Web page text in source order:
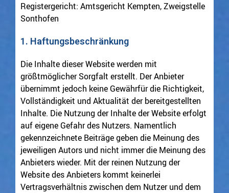
Registergericht: Amtsgericht Kempten, Zweigstelle
Sonthofen
1. Haftungsbeschränkung
Die Inhalte dieser Website werden mit
größtmöglicher Sorgfalt erstellt. Der Anbieter
übernimmt jedoch keine Gewährfür die Richtigkeit,
Vollständigkeit und Aktualität der bereitgestellten
Inhalte. Die Nutzung der Inhalte der Website erfolgt
auf eigene Gefahr des Nutzers. Namentlich
gekennzeichnete Beiträge geben die Meinung des
jeweiligen Autors und nicht immer die Meinung des
Anbieters wieder. Mit der reinen Nutzung der
Website des Anbieters kommt keinerlei
Vertragsverhältnis zwischen dem Nutzer und dem